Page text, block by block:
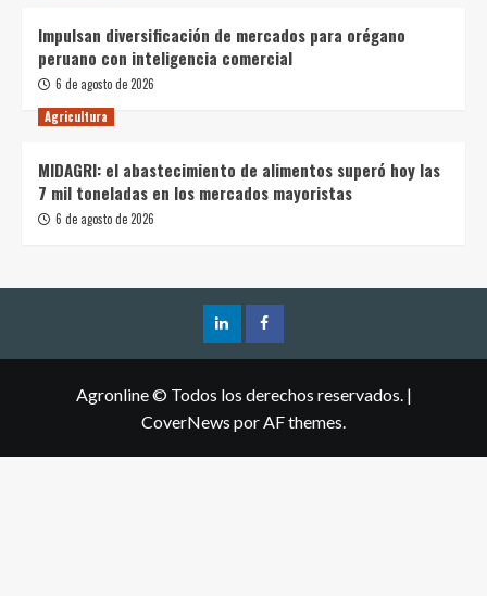
Impulsan diversificación de mercados para orégano
peruano con inteligencia comercial
6 de agosto de 2026
Agricultura
MIDAGRI: el abastecimiento de alimentos superó hoy las
7 mil toneladas en los mercados mayoristas
6 de agosto de 2026
Agronline © Todos los derechos reservados. |
CoverNews por AF themes.